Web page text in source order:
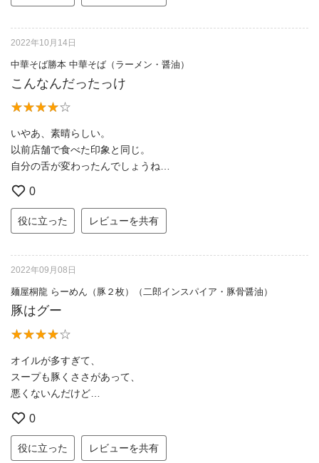
2022年10月14日
中華そば勝本 中華そば（ラーメン・醤油）
こんなんだったっけ
いやあ、素晴らしい。
以前店舗で食べた印象と同じ。
自分の舌が変わったんでしょうね…
0
役に立った レビューを共有
2022年09月08日
麺屋桐龍 らーめん（豚２枚）（二郎インスパイア・豚骨醤油）
豚はグー
オイルが多すぎて、
スープも豚くささがあって、
悪くないんだけど…
0
役に立った レビューを共有